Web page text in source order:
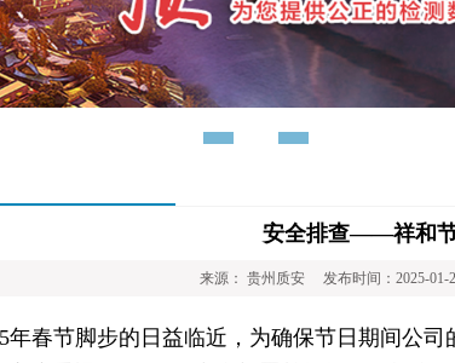
2
安全排查——祥和
来源： 贵州质安 发布时间：2025-01-
年春节脚步的日益临近，为确保节日期间公